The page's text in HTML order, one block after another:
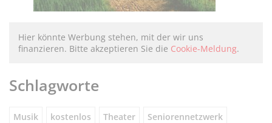
Hier könnte Werbung stehen, mit der wir uns
finanzieren. Bitte akzeptieren Sie die Cookie-Meldung.
Schlagworte
Musik kostenlos Theater Seniorennetzwerk